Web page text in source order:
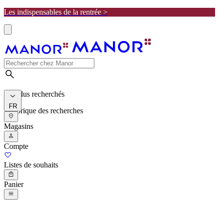
Les indispensables de la rentrée >
Les plus recherchés
Historique des recherches
FR
Magasins
Compte
Listes de souhaits
Panier